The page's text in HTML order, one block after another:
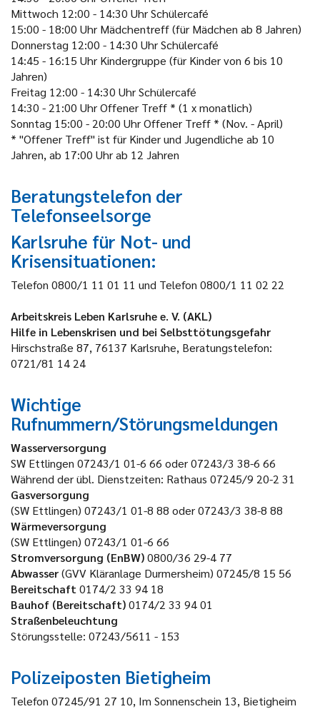
Mittwoch 12:00 - 14:30 UhrSchülercafé
15:00 - 18:00 Uhr Mädchentreff (für Mädchen ab 8 Jahren)
Donnerstag 12:00 - 14:30 UhrSchülercafé
14:45 - 16:15 Uhr Kindergruppe (für Kinder von 6 bis 10
Jahren)
Freitag 12:00 - 14:30 UhrSchülercafé
14:30 - 21:00 UhrOffener Treff * (1 x monatlich)
Sonntag 15:00 - 20:00 UhrOffener Treff * (Nov. - April)
* "Offener Treff" ist für Kinder und Jugendliche ab 10
Jahren, ab 17:00 Uhr ab 12 Jahren
Beratungstelefon der
Telefonseelsorge
Karlsruhe für Not- und
Krisensituationen:
Telefon 0800/1 11 01 11 und Telefon 0800/1 11 02 22
Arbeitskreis Leben Karlsruhe e. V. (AKL)
Hilfe in Lebenskrisen und bei Selbsttötungsgefahr
Hirschstraße 87, 76137 Karlsruhe, Beratungstelefon:
0721/81 14 24
Wichtige
Rufnummern/Störungsmeldungen
Wasserversorgung
SW Ettlingen 07243/1 01-6 66 oder 07243/3 38-6 66
Während der übl. Dienstzeiten: Rathaus 07245/9 20-2 31
Gasversorgung
(SW Ettlingen) 07243/1 01-8 88 oder 07243/3 38-8 88
Wärmeversorgung
(SW Ettlingen) 07243/1 01-6 66
Stromversorgung (EnBW)0800/36 29-4 77
Abwasser(GVV Kläranlage Durmersheim) 07245/8 15 56
Bereitschaft 0174/2 33 94 18
Bauhof (Bereitschaft)0174/2 33 94 01
Straßenbeleuchtung
Störungsstelle: 07243/5611 - 153
Polizeiposten Bietigheim
Telefon 07245/91 27 10, Im Sonnenschein 13, Bietigheim